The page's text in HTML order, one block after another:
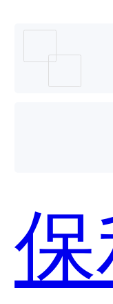
个